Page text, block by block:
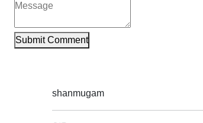
Submit Comment
shanmugam